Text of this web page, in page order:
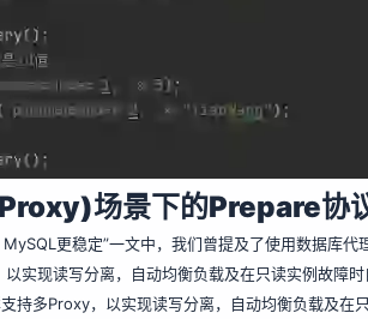
场景下的Prepare协
更稳定”一文中，我们曾提及了使用数据库
实现读写分离，自动均衡负载及在只读实例故障
持多Proxy，以实现读写分离，自动均衡负载及在